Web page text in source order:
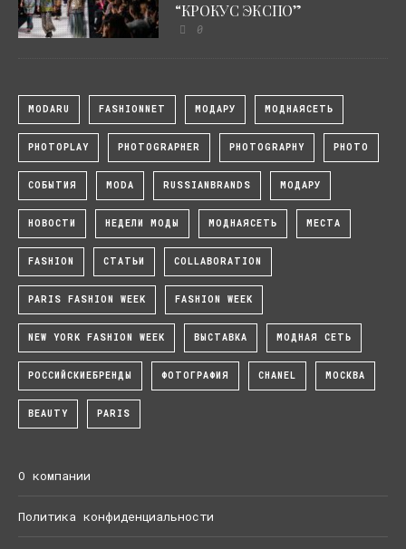
“КРОКУС ЭКСПО”
0
MODARU FASHIONNET МОДАРУ МОДНАЯСЕТЬ
PHOTOPLAY PHOTOGRAPHER PHOTOGRAPHY PHOTO
СОБЫТИЯ MODA RUSSIANBRANDS МОДАРУ
НОВОСТИ НЕДЕЛИ МОДЫ МОДНАЯСЕТЬ МЕСТА
FASHION СТАТЬИ COLLABORATION
PARIS FASHION WEEK FASHION WEEK
NEW YORK FASHION WEEK ВЫСТАВКА МОДНАЯ СЕТЬ
РОССИЙСКИЕБРЕНДЫ ФОТОГРАФИЯ CHANEL МОСКВА
BEAUTY PARIS
О компании
Политика конфиденциальности